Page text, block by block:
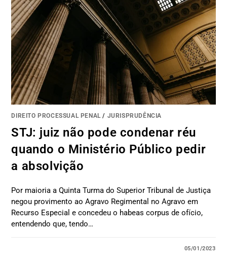
DIREITO PROCESSUAL PENAL / JURISPRUDÊNCIA
STJ: juiz não pode condenar réu
quando o Ministério Público pedir
a absolvição
Por maioria a Quinta Turma do Superior Tribunal de Justiça
negou provimento ao Agravo Regimental no Agravo em
Recurso Especial e concedeu o habeas corpus de ofício,
entendendo que, tendo…
05/01/2023